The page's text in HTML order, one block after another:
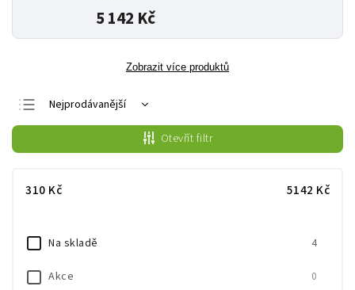
5 142 Kč
Zobrazit více produktů
Nejprodávanější
Nejlevnější
Nejdražší
Abecedně
Otevřít filtr
310 Kč 5142 Kč
Na skladě 4
Akce 0